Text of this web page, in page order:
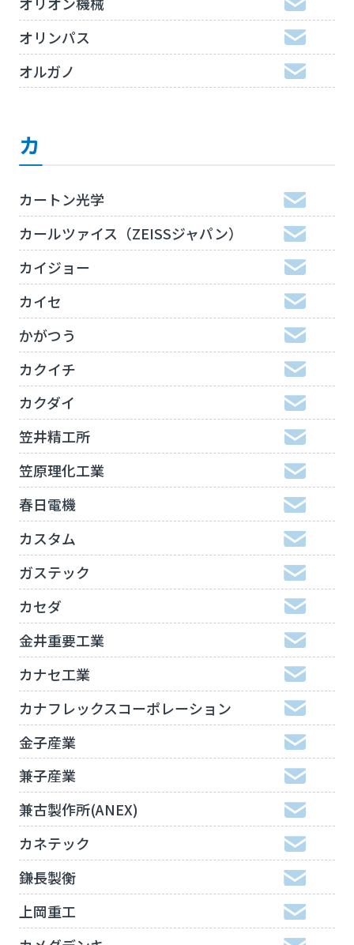
オリンパス
オルガノ
カ
カートン光学
カールツァイス（ZEISSジャパン）
カイジョー
カイセ
かがつう
カクイチ
カクダイ
笠井精工所
笠原理化工業
春日電機
カスタム
ガステック
カセダ
金井重要工業
カナセ工業
カナフレックスコーポレーション
金子産業
兼子産業
兼古製作所(ANEX)
カネテック
鎌長製衡
上岡重工